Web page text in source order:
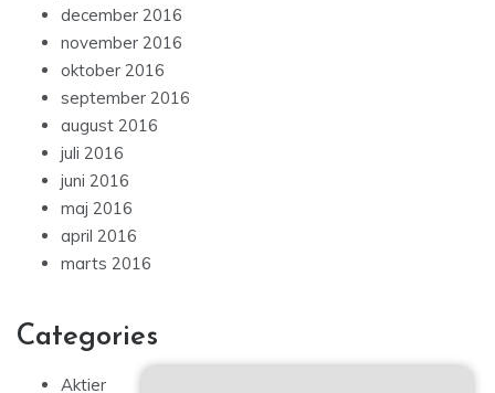
december 2016
november 2016
oktober 2016
september 2016
august 2016
juli 2016
juni 2016
maj 2016
april 2016
marts 2016
Categories
Aktier